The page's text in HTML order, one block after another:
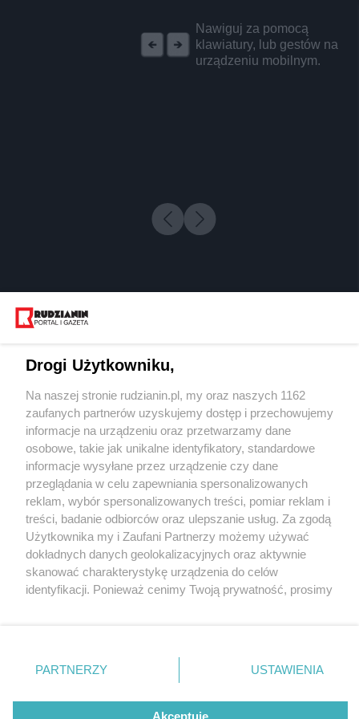
Nawiguj za pomocą
klawiatury, lub gestów na
urządzeniu mobilnym.
4 / 0
Wydawca mediów
Nie zapomnij
zapoznać się z:
polityką prywatności regulamin korzystania z portali
Twojemiasto
Piekary Śląskie
Chorzów
Tarnowskie Góry
Gliwice
Skontakuj sięz nami
Kontakt
Wydawca
Redakcja
Drogi Użytkowniku,
Na naszej stronie rudzianin.pl, my oraz naszych 1162
zaufanych partnerów uzyskujemy dostęp i przechowujemy
informacje na urządzeniu oraz przetwarzamy dane
osobowe, takie jak unikalne identyfikatory, standardowe
informacje wysyłane przez urządzenie czy dane
przeglądania w celu zapewniania spersonalizowanych
reklam, wybór spersonalizowanych treści, pomiar reklam i
treści, badanie odbiorców oraz ulepszanie usług. Za zgodą
Użytkownika my i Zaufani Partnerzy możemy używać
dokładnych danych geolokalizacyjnych oraz aktywnie
skanować charakterystykę urządzenia do celów
identyfikacji. Ponieważ cenimy Twoją prywatność, prosimy
prywatności znajdujący się w lewym dolnym rogu strony
. Niektóre rodzaje przetwarzania danych nie wymagają
zgody użytkownika, ale masz prawo sprzeciwić się
takiemu przetwarzaniu. Preferencje będą miały
PARTNERZY USTAWIENIA
Akceptuję